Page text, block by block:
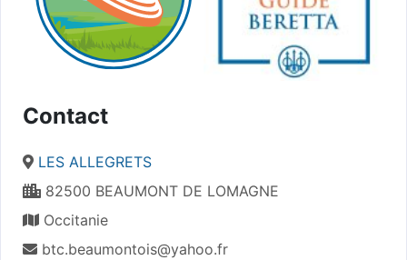
Contact
LES ALLEGRETS
82500 BEAUMONT DE LOMAGNE
Occitanie
btc.beaumontois@yahoo.fr